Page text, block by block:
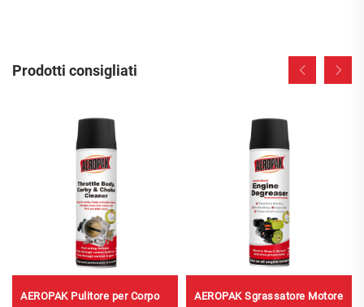
Prodotti consigliati
AEROPAK Pulitore per Corpo
AEROPAK Sgrassatore Motore